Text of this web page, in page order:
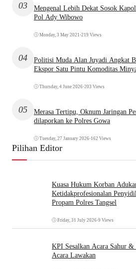
03
Mengenal Lebih Dekat Sosok
Pol Ady Wibowo
Monday, 3 May 2021 •219 Views
04
Politisi Muda Alan Juyadi Angkat
Ekspor Satu Pintu Komoditas
Thursday, 4 June 2026•203 Views
05
Merasa Tertipu, Oknum Jaringan
dilaporkan ke Polres Gowa
Tuesday, 27 January 2026•162 Views
Pilihan Editor
Kuasa Hukum Korban
Ketidakprofesionalan
Propam Polres Tangsel
Friday, 31 July 2026•9 Views
KPI Sesalkan Acara Sahur &
Acara Lawakan